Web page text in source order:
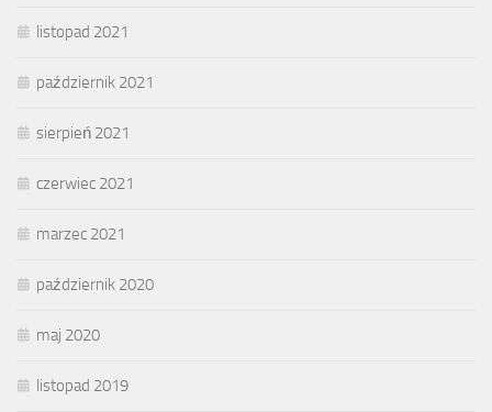
listopad 2021
październik 2021
sierpień 2021
czerwiec 2021
marzec 2021
październik 2020
maj 2020
listopad 2019